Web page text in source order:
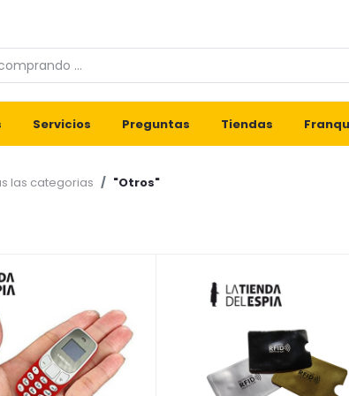
Servicios Preguntas Tiendas
las categorias "Otros"